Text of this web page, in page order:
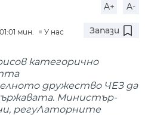
A+ A-
мин. У нас Запази
категорично
дружество ЧЕЗ да
Министър-
регуЛаторните